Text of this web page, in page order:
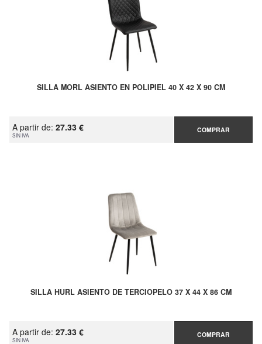
SILLA MORL ASIENTO EN POLIPIEL 40 X 42 X 90 CM
A partir de: 27.33 €
SIN IVA
COMPRAR
SILLA HURL ASIENTO DE TERCIOPELO 37 X 44 X 86 CM
A partir de: 27.33 €
SIN IVA
COMPRAR